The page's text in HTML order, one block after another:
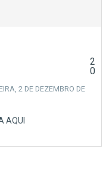
2
0
2 DE DEZEMBRO DE
AQUI